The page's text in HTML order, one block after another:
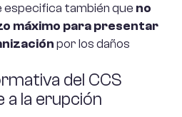
especifica también que no
máximo para presentar
por los daños
del CCS
la erupción